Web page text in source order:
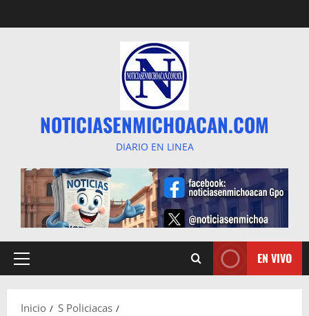
al
NOTICIASENMICHOACAN.COM
DIARIO EN LINEA
Menú
EN VIVO
Inicio
S Policiacas